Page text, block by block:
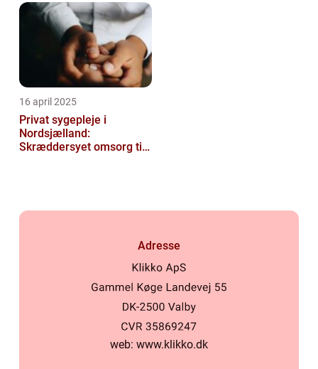
16 april 2025
Privat sygepleje i
Nordsjælland:
Skræddersyet omsorg til
Adresse
web: www.klikko.dk